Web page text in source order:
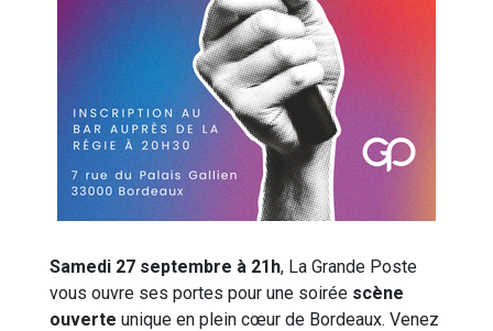
Samedi 27 septembre à 21h, La Grande Poste
vous ouvre ses portes pour une soirée scène
ouverte unique en plein cœur de Bordeaux. Venez